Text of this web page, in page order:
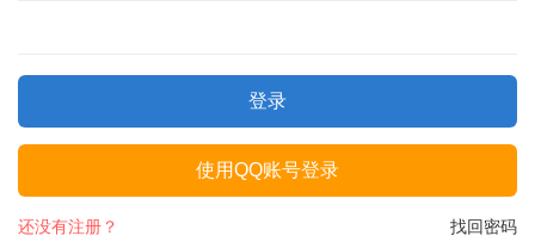
登录
使用QQ账号登录
找回密码
还没有注册？